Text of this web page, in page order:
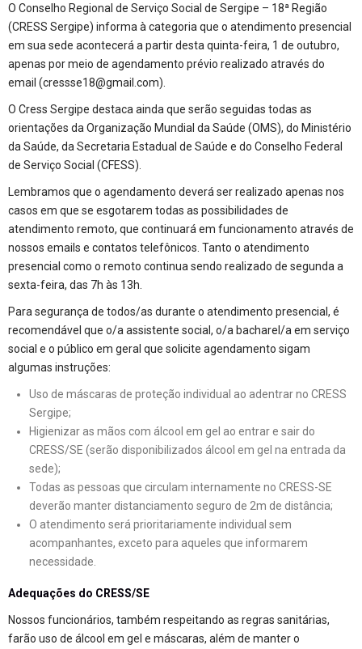
O Conselho Regional de Serviço Social de Sergipe – 18ª Região
(CRESS Sergipe) informa à categoria que o atendimento presencial
em sua sede acontecerá a partir desta quinta-feira, 1 de outubro,
apenas por meio de agendamento prévio realizado através do
email (cressse18@gmail.com).
O Cress Sergipe destaca ainda que serão seguidas todas as
orientações da Organização Mundial da Saúde (OMS), do Ministério
da Saúde, da Secretaria Estadual de Saúde e do Conselho Federal
de Serviço Social (CFESS).
Lembramos que o agendamento deverá ser realizado apenas nos
casos em que se esgotarem todas as possibilidades de
atendimento remoto, que continuará em funcionamento através de
nossos emails e contatos telefônicos. Tanto o atendimento
presencial como o remoto continua sendo realizado de segunda a
sexta-feira, das 7h às 13h.
Para segurança de todos/as durante o atendimento presencial, é
recomendável que o/a assistente social, o/a bacharel/a em serviço
social e o público em geral que solicite agendamento sigam
algumas instruções:
Uso de máscaras de proteção individual ao adentrar no CRESS
Sergipe;
Higienizar as mãos com álcool em gel ao entrar e sair do
CRESS/SE (serão disponibilizados álcool em gel na entrada da
sede);
Todas as pessoas que circulam internamente no CRESS-SE
deverão manter distanciamento seguro de 2m de distância;
O atendimento será prioritariamente individual sem
acompanhantes, exceto para aqueles que informarem
necessidade.
Adequações do CRESS/SE
Nossos funcionários, também respeitando as regras sanitárias,
farão uso de álcool em gel e máscaras, além de manter o